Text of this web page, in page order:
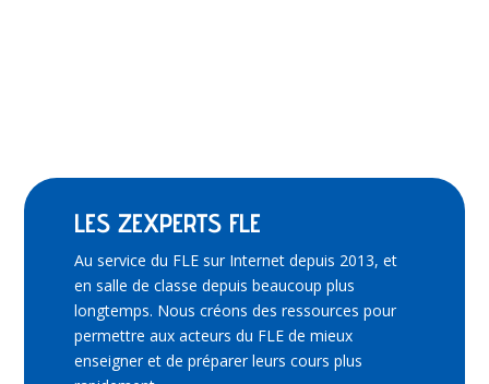
LES ZEXPERTS FLE
Au service du FLE sur Internet depuis 2013, et
en salle de classe depuis beaucoup plus
longtemps. Nous créons des ressources pour
permettre aux acteurs du FLE de mieux
enseigner et de préparer leurs cours plus